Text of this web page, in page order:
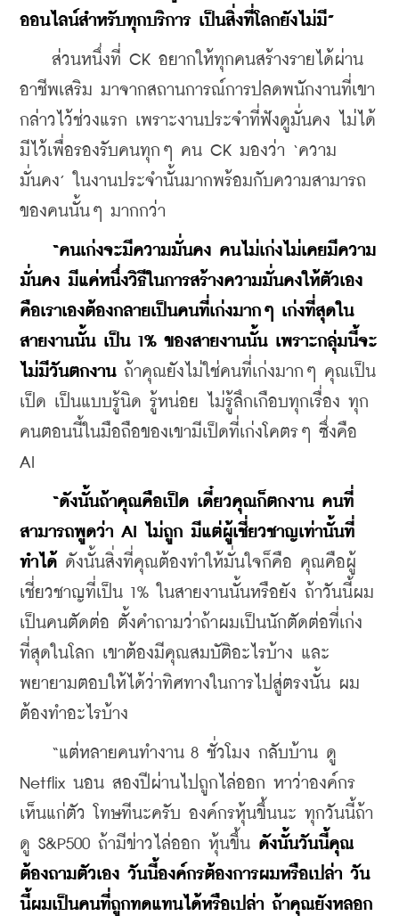
ออนไลน์สำหรับทุกบริการ เป็นสิ่งที่โลกยังไม่มี”
ส่วนหนึ่งที่ CK อยากให้ทุกคนสร้างรายได้ผ่าน
อาชีพเสริม มาจากสถานการณ์การปลดพนักงานที่เขา
กล่าวไว้ช่วงแรก เพราะงานประจำที่ฟังดูมั่นคง ไม่ได้
มีไว้เพื่อรองรับคนทุกๆ คน CK มองว่า ‘ความ
มั่นคง’ ในงานประจำนั้นมากพร้อมกับความสามารถ
ของคนนั้นๆ มากกว่า
“คนเก่งจะมีความมั่นคง คนไม่เก่งไม่เคยมีความ
มั่นคง มีแค่หนึ่งวิธีในการสร้างความมั่นคงให้ตัวเอง
คือเราเองต้องกลายเป็นคนที่เก่งมากๆ เก่งที่สุดใน
สายงานนั้น เป็น 1% ของสายงานนั้น เพราะกลุ่มนี้จะ
ไม่มีวันตกงาน ถ้าคุณยังไม่ใช่คนที่เก่งมากๆ คุณเป็น
เป็ด เป็นแบบรู้นิด รู้หน่อย ไม่รู้ลึกเกือบทุกเรื่อง ทุก
คนตอนนี้ในมือถือของเขามีเป็ดที่เก่งโคตรๆ ซึ่งคือ
AI
“ดังนั้นถ้าคุณคือเป็ด เดี๋ยวคุณก็ตกงาน คนที่
สามารถพูดว่า AI ไม่ถูก มีแต่ผู้เชี่ยวชาญเท่านั้นที่
ทำได้ ดังนั้นสิ่งที่คุณต้องทำให้มั่นใจก็คือ คุณคือผู้
เชี่ยวชาญที่เป็น 1% ในสายงานนั้นหรือยัง ถ้าวันนี้ผม
เป็นคนตัดต่อ ตั้งคำถามว่าถ้าผมเป็นนักตัดต่อที่เก่ง
ที่สุดในโลก เขาต้องมีคุณสมบัติอะไรบ้าง และ
พยายามตอบให้ได้ว่าทิศทางในการไปสู่ตรงนั้น ผม
ต้องทำอะไรบ้าง
“แต่หลายคนทำงาน 8 ชั่วโมง กลับบ้าน ดู
Netflix นอน สองปีผ่านไปถูกไล่ออก หาว่าองค์กร
เห็นแก่ตัว โทษทีนะครับ องค์กรหุ้นขึ้นนะ ทุกวันนี้ถ้า
ดู S&P500 ถ้ามีข่าวไล่ออก หุ้นขึ้น ดังนั้นวันนี้คุณ
ต้องถามตัวเอง วันนี้องค์กรต้องการผมหรือเปล่า วัน
นี้ผมเป็นคนที่ถูกทดแทนได้หรือเปล่า ถ้าคุณยังหลอก